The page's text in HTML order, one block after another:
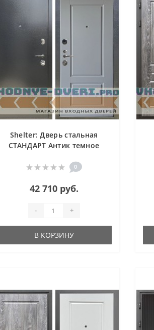
Shelter: Дверь стальная
СТАНДАРТ Антик темное
0
42 710 руб.
- +
В КОРЗИНУ